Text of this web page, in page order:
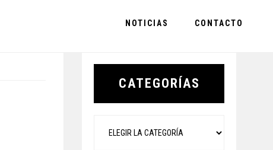
NOTICIAS CONTACTO
Primary
CATEGORÍAS